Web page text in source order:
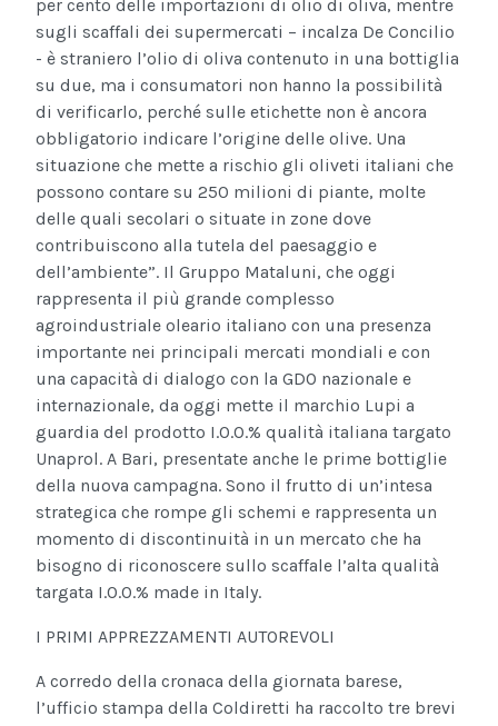
per cento delle importazioni di olio di oliva, mentre
sugli scaffali dei supermercati – incalza De Concilio
- è straniero l’olio di oliva contenuto in una bottiglia
su due, ma i consumatori non hanno la possibilità
di verificarlo, perché sulle etichette non è ancora
obbligatorio indicare l’origine delle olive. Una
situazione che mette a rischio gli oliveti italiani che
possono contare su 250 milioni di piante, molte
delle quali secolari o situate in zone dove
contribuiscono alla tutela del paesaggio e
dell’ambiente”. Il Gruppo Mataluni, che oggi
rappresenta il più grande complesso
agroindustriale oleario italiano con una presenza
importante nei principali mercati mondiali e con
una capacità di dialogo con la GDO nazionale e
internazionale, da oggi mette il marchio Lupi a
guardia del prodotto I.O.O.% qualità italiana targato
Unaprol. A Bari, presentate anche le prime bottiglie
della nuova campagna. Sono il frutto di un’intesa
strategica che rompe gli schemi e rappresenta un
momento di discontinuità in un mercato che ha
bisogno di riconoscere sullo scaffale l’alta qualità
targata I.O.O.% made in Italy.
I PRIMI APPREZZAMENTI AUTOREVOLI
A corredo della cronaca della giornata barese,
l’ufficio stampa della Coldiretti ha raccolto tre brevi